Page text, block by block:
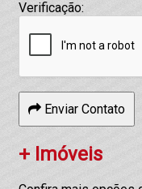
Verificação:
Enviar Contato
+ Imóveis